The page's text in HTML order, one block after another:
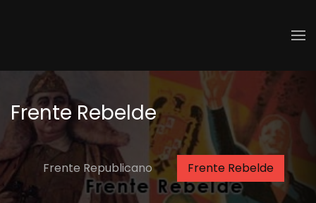
Frente Rebelde
Frente Republicano Frente Rebelde